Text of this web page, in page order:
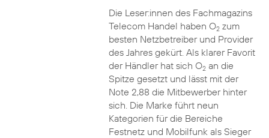
Die Leser:innen des Fachmagazins
Telecom Handel haben O2zum
besten Netzbetreiber und Provider
des Jahres gekürt. Als klarer Favorit
der Händler hat sich O2an die
Spitze gesetzt und lässt mit der
Note 2,88 die Mitbewerber hinter
sich. Die Marke führt neun
Kategorien für die Bereiche
Festnetz und Mobilfunk als Sieger